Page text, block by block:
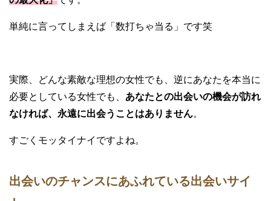
単純に言ってしまえば「数打ちゃ当る」です笑
実際、どんな素敵な理想の女性でも、逆にあなたを本当に
必要としている女性でも、 あなたとの出会いの機会が訪れ
なければ、永遠に出会うことはありません。
すごくモッタイナイですよね。
出会いのチャンスにあふれている出会いサイ